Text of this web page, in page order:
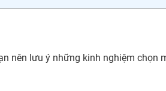
nên lưu ý những kinh nghiệm chọn